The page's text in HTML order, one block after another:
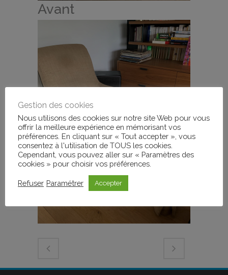
Avant
Gestion des cookies
Nous utilisons des cookies sur notre site Web pour vous
offrir la meilleure expérience en mémorisant vos
préférences. En cliquant sur « Tout accepter », vous
consentez à l'utilisation de TOUS les cookies.
Cependant, vous pouvez aller sur « Paramètres des
cookies » pour choisir vos préférences.
Refuser Paramétrer Accepter